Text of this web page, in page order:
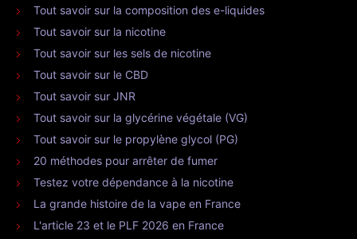
Tout savoir sur la composition des e-liquides
Tout savoir sur la nicotine
Tout savoir sur les sels de nicotine
Tout savoir sur le CBD
Tout savoir sur JNR
Tout savoir sur la glycérine végétale (VG)
Tout savoir sur le propylène glycol (PG)
20 méthodes pour arrêter de fumer
Testez votre dépendance à la nicotine
La grande histoire de la vape en France
L'article 23 et le PLF 2026 en France